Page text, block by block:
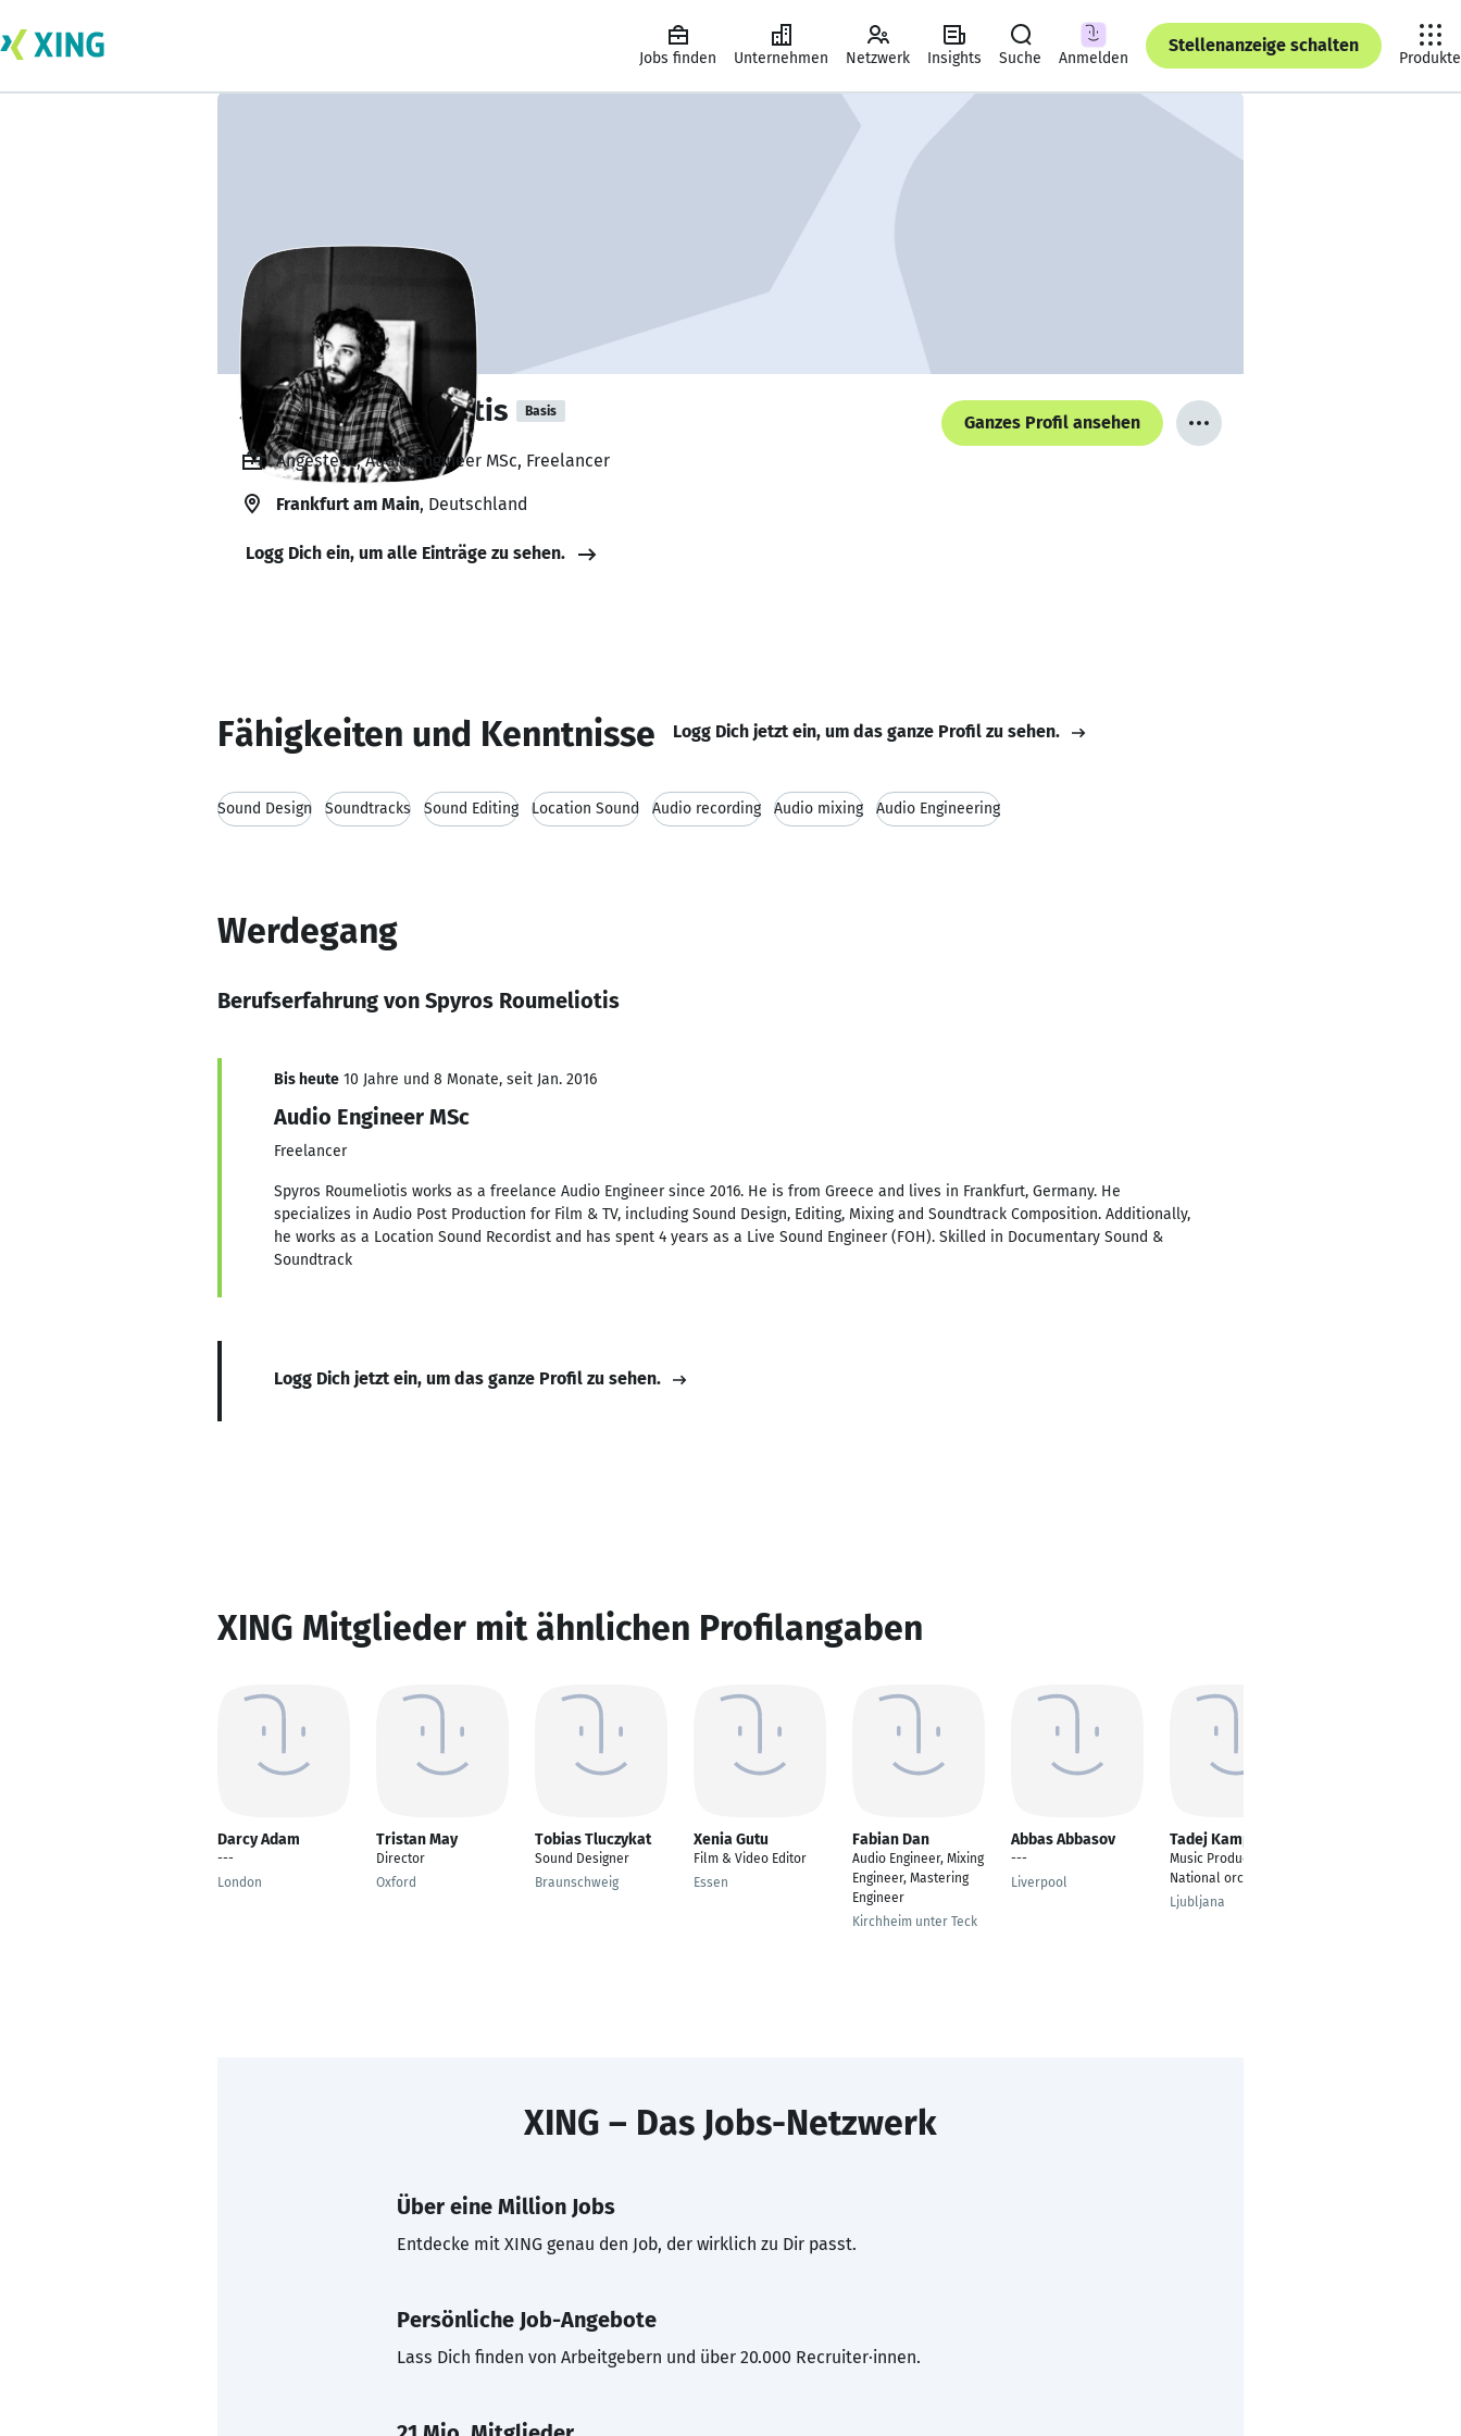
Jobs finden Unternehmen Netzwerk Insights Suche Anmelden
Stellenanzeige schalten
Produkte
Spyros Roumeliotis Basis
Ganzes Profil ansehen
Angestellt, Audio Engineer MSc, Freelancer
Frankfurt am Main, Deutschland
Logg Dich ein, um alle Einträge zu sehen.
Fähigkeiten und Kenntnisse Logg Dich jetzt ein, um das ganze Profil zu sehen.
Sound Design Soundtracks Sound Editing Location Sound Audio recording Audio mixing Audio Engineering
Werdegang
Berufserfahrung von Spyros Roumeliotis
Bis heute 10 Jahre und 8 Monate, seit Jan. 2016
Audio Engineer MSc
Freelancer
Spyros Roumeliotis works as a freelance Audio Engineer since 2016. He is from Greece and lives in Frankfurt, Germany. He
specializes in Audio Post Production for Film & TV, including Sound Design, Editing, Mixing and Soundtrack Composition. Additionally,
he works as a Location Sound Recordist and has spent 4 years as a Live Sound Engineer (FOH). Skilled in Documentary Sound &
Soundtrack
Logg Dich jetzt ein, um das ganze Profil zu sehen.
XING Mitglieder mit ähnlichen Profilangaben
Darcy Adam
---
London
Tristan May
Director
Oxford
Tobias Tluczykat
Sound Designer
Braunschweig
Xenia Gutu
Film & Video Editor
Essen
Fabian Dan
Audio Engineer, Mixing
Engineer, Mastering
Engineer
Kirchheim unter Teck
Abbas Abbasov
---
Liverpool
Tadej Kampl
Music Producer
National orchestra
Ljubljana
XING – Das Jobs-Netzwerk
Über eine Million Jobs
Entdecke mit XING genau den Job, der wirklich zu Dir passt.
Persönliche Job-Angebote
Lass Dich finden von Arbeitgebern und über 20.000 Recruiter·innen.